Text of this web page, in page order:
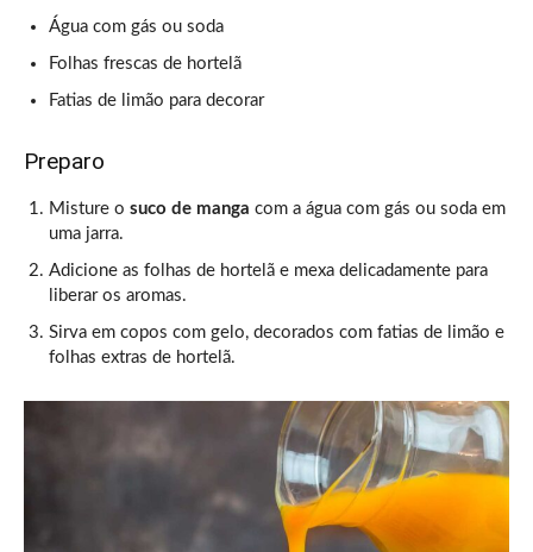
Água com gás ou soda
Folhas frescas de hortelã
Fatias de limão para decorar
Preparo
Misture o suco de manga com a água com gás ou soda em
uma jarra.
Adicione as folhas de hortelã e mexa delicadamente para
liberar os aromas.
Sirva em copos com gelo, decorados com fatias de limão e
folhas extras de hortelã.